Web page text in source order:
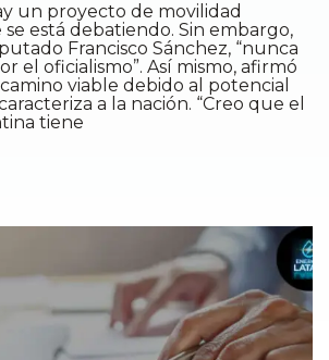
un proyecto de movilidad
está debatiendo. Sin embargo,
Francisco Sánchez, “nunca
el oficialismo”. Así mismo, afirmó
viable debido al potencial
a la nación. “Creo que el
tiene